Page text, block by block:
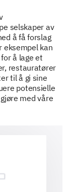
selskaper av
å få forslag
eksempel kan
å lage et
restauratører
til å gi sine
potensielle
med våre